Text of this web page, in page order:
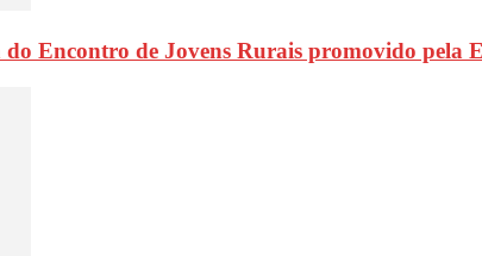
Encontro de Jovens Rurais promovido pela